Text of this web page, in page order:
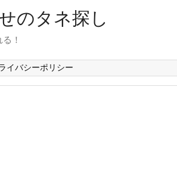
のタネ探し
！
イバシーポリシー